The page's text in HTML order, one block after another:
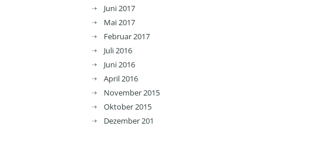
Juni 2017
Mai 2017
Februar 2017
Juli 2016
Juni 2016
April 2016
November 2015
Oktober 2015
Dezember 201